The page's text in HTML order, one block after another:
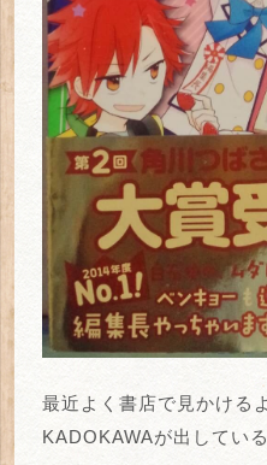
最近よく書店で見かける
KADOKAWAが出してい